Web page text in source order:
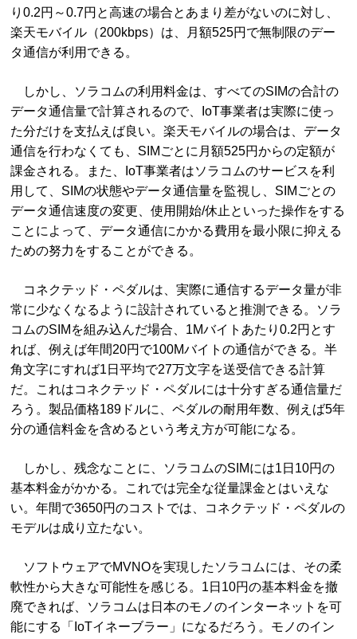
り0.2円～0.7円と高速の場合とあまり差がないのに対し、
楽天モバイル（200kbps）は、月額525円で無制限のデー
タ通信が利用できる。
しかし、ソラコムの利用料金は、すべてのSIMの合計の
データ通信量で計算されるので、IoT事業者は実際に使っ
た分だけを支払えば良い。楽天モバイルの場合は、データ
通信を行わなくても、SIMごとに月額525円からの定額が
課金される。また、IoT事業者はソラコムのサービスを利
用して、SIMの状態やデータ通信量を監視し、SIMごとの
データ通信速度の変更、使用開始/休止といった操作をする
ことによって、データ通信にかかる費用を最小限に抑える
ための努力をすることができる。
コネクテッド・ペダルは、実際に通信するデータ量が非
常に少なくなるように設計されていると推測できる。ソラ
コムのSIMを組み込んだ場合、1Mバイトあたり0.2円とす
れば、例えば年間20円で100Mバイトの通信ができる。半
角文字にすれば1日平均で27万文字を送受信できる計算
だ。これはコネクテッド・ペダルには十分すぎる通信量だ
ろう。製品価格189ドルに、ペダルの耐用年数、例えば5年
分の通信料金を含めるという考え方が可能になる。
しかし、残念なことに、ソラコムのSIMには1日10円の
基本料金がかかる。これでは完全な従量課金とはいえな
い。年間で3650円のコストでは、コネクテッド・ペダルの
モデルは成り立たない。
ソフトウェアでMVNOを実現したソラコムには、その柔
軟性から大きな可能性を感じる。1日10円の基本料金を撤
廃できれば、ソラコムは日本のモノのインターネットを可
能にする「IoTイネーブラー」になるだろう。モノのイン